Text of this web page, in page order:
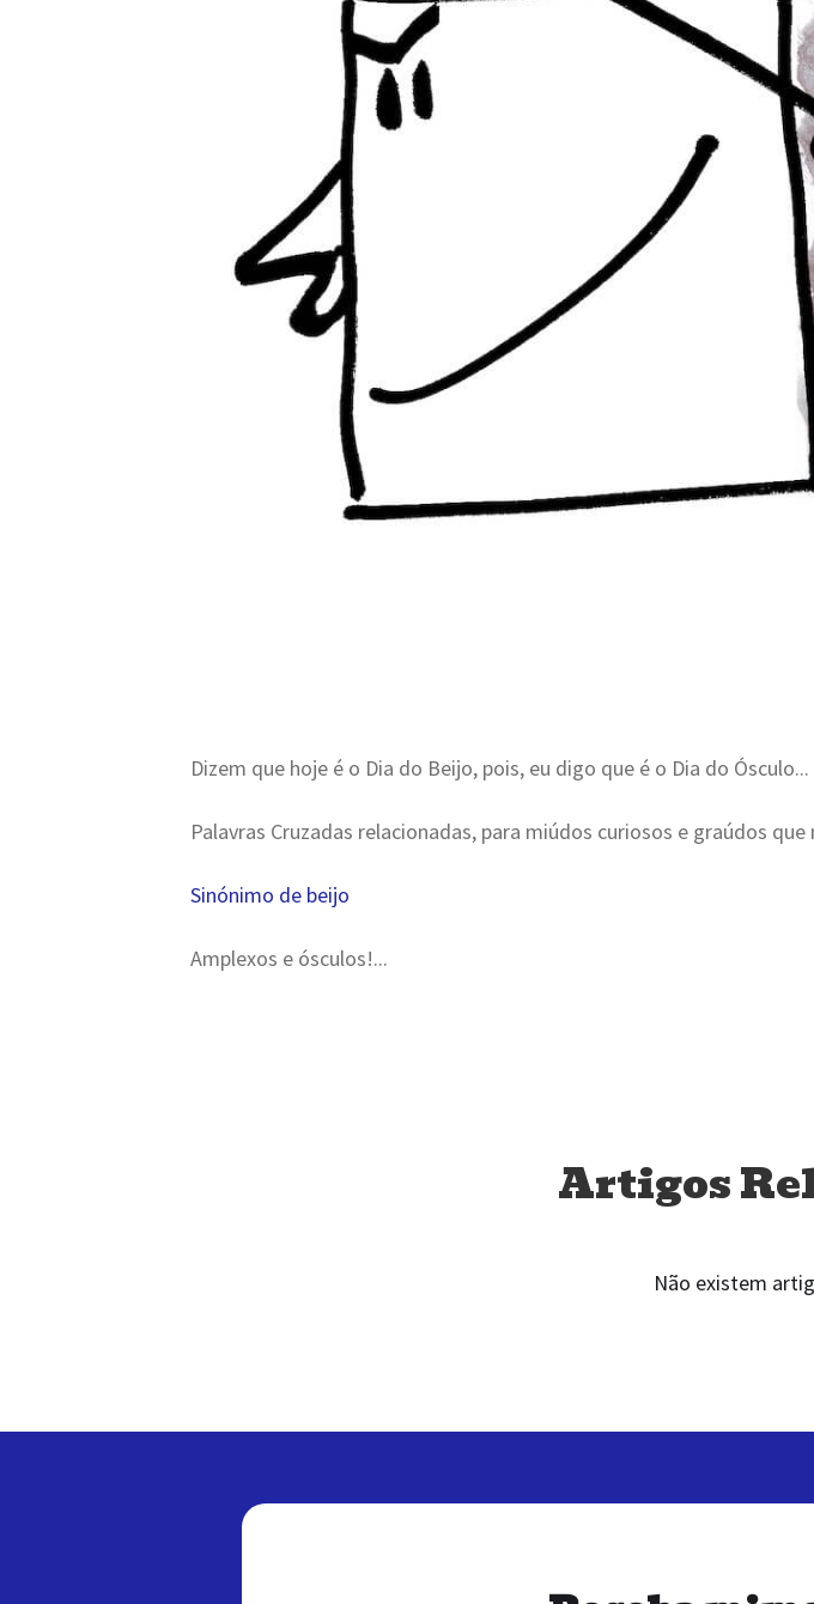
Dizem que hoje é o Dia do Beijo, pois, eu digo que é o Dia do
Palavras Cruzadas relacionadas, para miúdos curiosos e graúdos
Sinónimo de beijo
Amplexos e ósculos!...
Artigos
Não existem